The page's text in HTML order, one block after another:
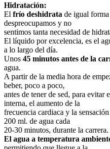
Hidratación:
El frío deshidrata de igual
despreocupamos y no
sentimos tanta necesidad de
El líquido por excelencia, es el
a lo largo del día.
Unos 45 minutos antes de la
agua.
A partir de la media hora de
beber, poco a poco,
antes de tener de sed, para evitar
interna, el aumento de la
frecuencia cardiaca y la
200 ml. de agua cada
20-30 minutos, durante la carrera.
El agua a temperatura